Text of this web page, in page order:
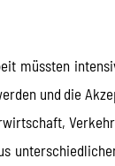
müssten
und die